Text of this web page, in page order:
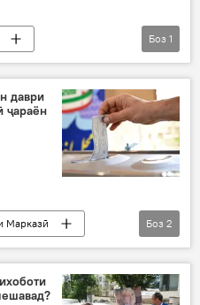
Боз 1
даври
ҷараён
Марказӣ
Боз 2